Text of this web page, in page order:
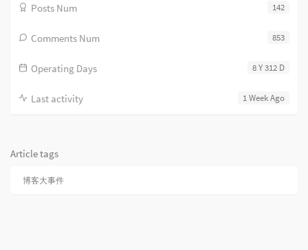
142
Posts Num
853
Comments Num
8 Y 312 D
Operating Days
1 Week Ago
Last activity
Article tags
博客大事件